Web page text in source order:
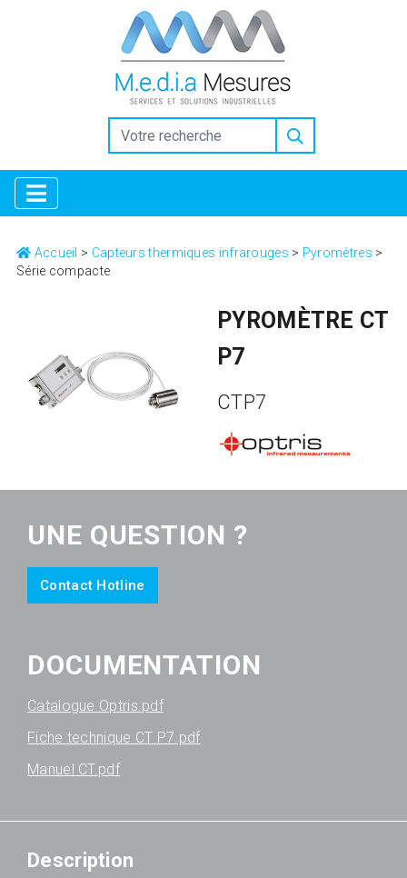
https://www.inkitt.com/SanfordShah
https://www.intensedebate.com/people/SanfordShah
Collectors Trust the Selection at Replica Factory
replica watches replicafactory official Horology for
Everyone: Breaking Down the Best Replica Watches
https://www.openlearning.com/u/sanfordshah-tbgzkf/
Replica Factory: Bridging the Gap in Luxury Horology
Replica Watches from Replica Factory are the Ultimate Style
Luxury Gifting With replica watches
Accueil > Capteurs thermiques infrarouges > Pyromètres >
Série compacte
PYROMÈTRE CT
P7
CTP7
UNE QUESTION ?
Contact Hotline
DOCUMENTATION
Catalogue Optris.pdf
Fiche technique CT P7.pdf
Manuel CT.pdf
Description